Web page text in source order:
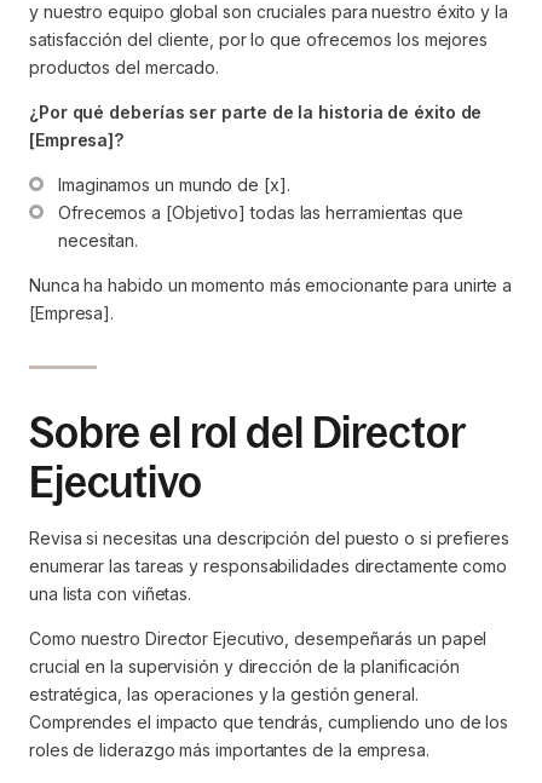
y nuestro equipo global son cruciales para nuestro éxito y la
satisfacción del cliente, por lo que ofrecemos los mejores
productos del mercado.
¿Por qué deberías ser parte de la historia de éxito de
[Empresa]?
Imaginamos un mundo de [x].
Ofrecemos a [Objetivo] todas las herramientas que
necesitan.
Nunca ha habido un momento más emocionante para unirte a
[Empresa].
Sobre el rol del Director
Ejecutivo
Revisa si necesitas una descripción del puesto o si prefieres
enumerar las tareas y responsabilidades directamente como
una lista con viñetas.
Como nuestro Director Ejecutivo, desempeñarás un papel
crucial en la supervisión y dirección de la planificación
estratégica, las operaciones y la gestión general.
Comprendes el impacto que tendrás, cumpliendo uno de los
roles de liderazgo más importantes de la empresa.